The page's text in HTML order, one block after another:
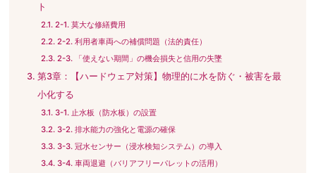
ト
2-1. 莫大な修繕費用
2-2. 利用者車両への補償問題（法的責任）
2-3. 「使えない期間」の機会損失と信用の失墜
第3章：【ハードウェア対策】物理的に水を防ぐ・被害を最
小化する
3-1. 止水板（防水板）の設置
3-2. 排水能力の強化と電源の確保
3-3. 冠水センサー（浸水検知システム）の導入
3-4. 車両退避（バリアフリーパレットの活用）